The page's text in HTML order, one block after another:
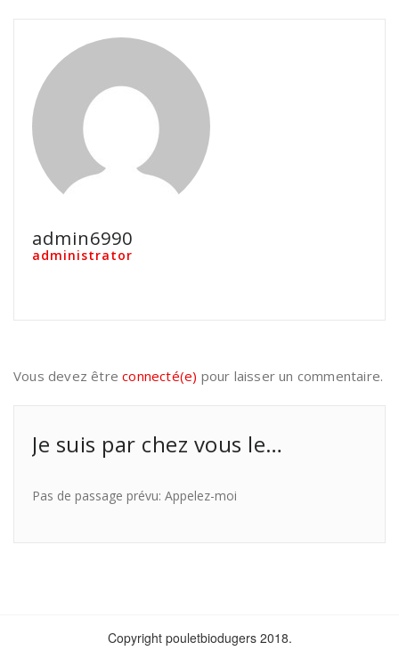
admin6990
administrator
Vous devez êtreconnecté(e) pour laisser un commentaire.
Je suis par chez vous le…
Pas de passage prévu: Appelez-moi
Copyright pouletbiodugers 2018.